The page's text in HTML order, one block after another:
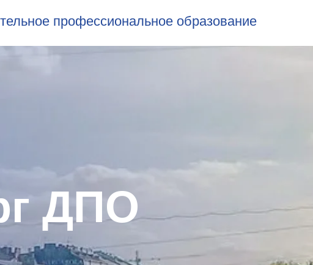
профессиональное образование
ДПО